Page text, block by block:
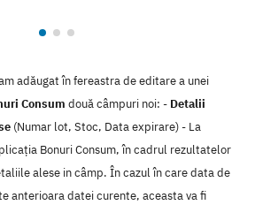
adăugat în fereastra de editare a unei
Consum două câmpuri noi: - Detalii
(Numar lot, Stoc, Data expirare) - La
Bonuri Consum, în cadrul rezultatelor
alese in câmp. În cazul în care data de
anterioara datei curente, aceasta va fi